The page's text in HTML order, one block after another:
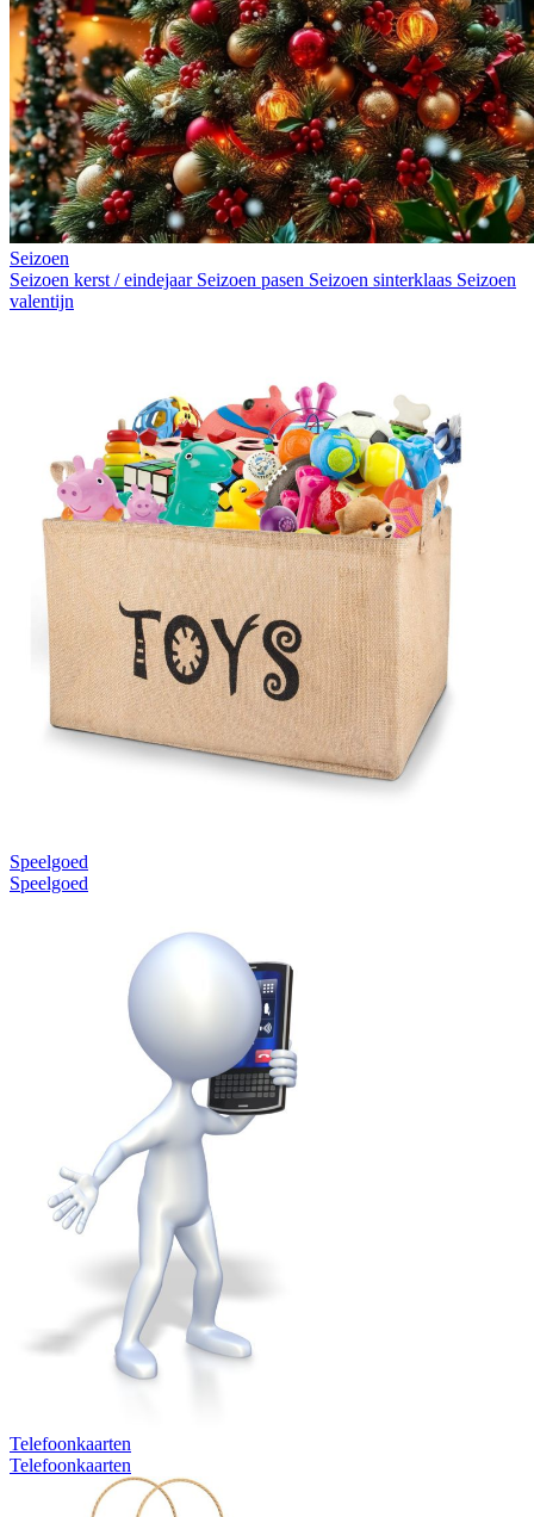
Seizoen
Seizoen kerst / eindejaar Seizoen pasen Seizoen sinterklaas Seizoen
valentijn
Speelgoed
Speelgoed
Telefoonkaarten
Telefoonkaarten